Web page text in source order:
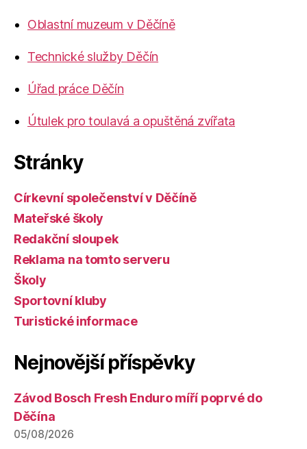
Oblastní muzeum v Děčíně
Technické služby Děčín
Úřad práce Děčín
Útulek pro toulavá a opuštěná zvířata
Stránky
Církevní společenství v Děčíně
Mateřské školy
Redakční sloupek
Reklama na tomto serveru
Školy
Sportovní kluby
Turistické informace
Nejnovější příspěvky
Závod Bosch Fresh Enduro míří poprvé do
Děčína
05/08/2026